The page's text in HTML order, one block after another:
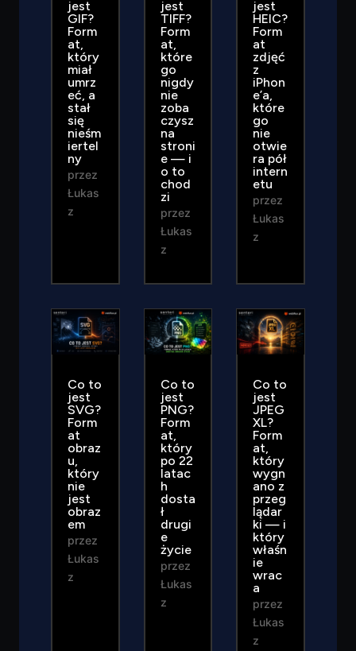
jest
GIF?
Form
at,
który
miał
umrz
eć, a
stał
się
nieśm
iertel
ny
przez
Łukas
z
jest
TIFF?
Form
at,
które
go
nigdy
nie
zoba
czysz
na
stroni
e — i
o to
chod
zi
przez
Łukas
z
jest
HEIC?
Form
at
zdjęć
z
iPhon
e’a,
które
go
nie
otwie
ra pół
intern
etu
przez
Łukas
z
Co to
jest
SVG?
Form
at
obraz
u,
który
nie
jest
obraz
em
przez
Łukas
z
Co to
jest
PNG?
Form
at,
który
po 22
latac
h
dosta
ł
drugi
e
życie
przez
Łukas
z
Co to
jest
JPEG
XL?
Form
at,
który
wygn
ano z
przeg
lądar
ki — i
który
właśn
ie
wrac
a
przez
Łukas
z